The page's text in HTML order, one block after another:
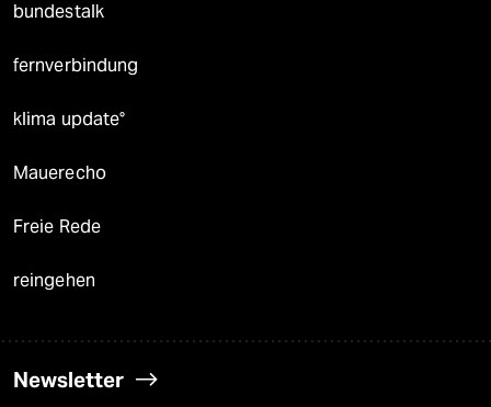
bundestalk
fernverbindung
klima update°
Mauerecho
Freie Rede
reingehen
Newsletter